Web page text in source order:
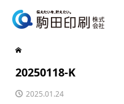
20250118-K
2025.01.24